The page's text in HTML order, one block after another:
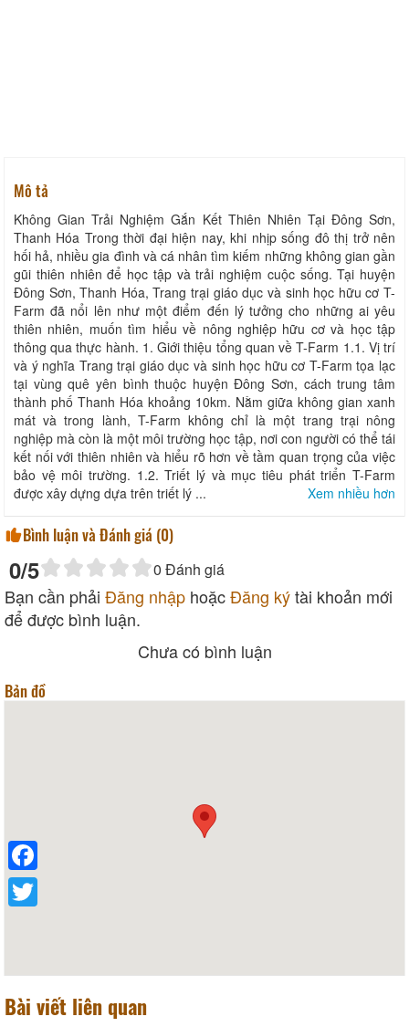
Mô tả
Không Gian Trải Nghiệm Gắn Kết Thiên Nhiên Tại Đông Sơn,
Thanh Hóa Trong thời đại hiện nay, khi nhịp sống đô thị trở nên
hối hả, nhiều gia đình và cá nhân tìm kiếm những không gian gần
gũi thiên nhiên để học tập và trải nghiệm cuộc sống. Tại huyện
Đông Sơn, Thanh Hóa, Trang trại giáo dục và sinh học hữu cơ T-
Farm đã nổi lên như một điểm đến lý tưởng cho những ai yêu
thiên nhiên, muốn tìm hiểu về nông nghiệp hữu cơ và học tập
thông qua thực hành. 1. Giới thiệu tổng quan về T-Farm 1.1. Vị trí
và ý nghĩa Trang trại giáo dục và sinh học hữu cơ T-Farm tọa lạc
tại vùng quê yên bình thuộc huyện Đông Sơn, cách trung tâm
thành phố Thanh Hóa khoảng 10km. Nằm giữa không gian xanh
mát và trong lành, T-Farm không chỉ là một trang trại nông
nghiệp mà còn là một môi trường học tập, nơi con người có thể tái
kết nối với thiên nhiên và hiểu rõ hơn về tầm quan trọng của việc
bảo vệ môi trường. 1.2. Triết lý và mục tiêu phát triển T-Farm
được xây dựng dựa trên triết lý ...
Xem nhiều hơn
Bình luận và Đánh giá (0)
0/5 0 Đánh giá
Bạn cần phải Đăng nhập hoặcĐăng kýtài khoản mới
để được bình luận.
Chưa có bình luận
Bản đồ
Bài viết liên quan
Facebook